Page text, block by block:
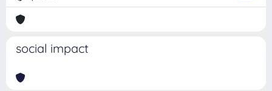
social impact